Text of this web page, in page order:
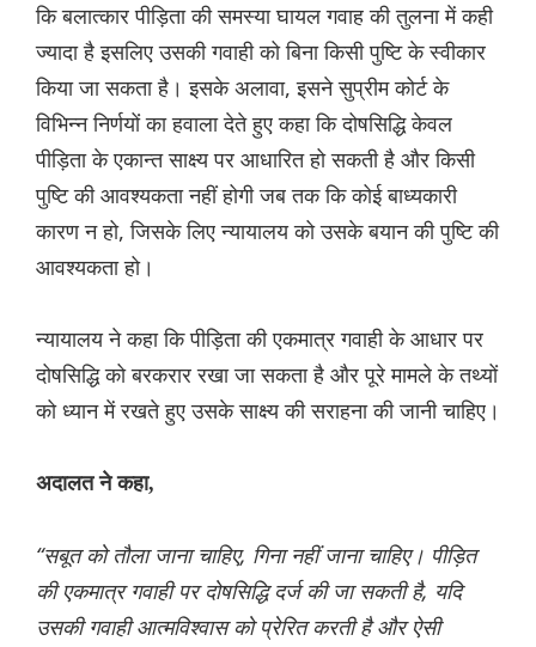
कि बलात्कार पीड़िता की समस्या घायल गवाह की तुलना में कही
ज्यादा है इसलिए उसकी गवाही को बिना किसी पुष्टि के स्वीकार
किया जा सकता है। इसके अलावा, इसने सुप्रीम कोर्ट के
विभिन्न निर्णयों का हवाला देते हुए कहा कि दोषसिद्धि केवल
पीड़िता के एकान्त साक्ष्य पर आधारित हो सकती है और किसी
पुष्टि की आवश्यकता नहीं होगी जब तक कि कोई बाध्यकारी
कारण न हो, जिसके लिए न्यायालय को उसके बयान की पुष्टि की
आवश्यकता हो।
न्यायालय ने कहा कि पीड़िता की एकमात्र गवाही के आधार पर
दोषसिद्धि को बरकरार रखा जा सकता है और पूरे मामले के तथ्यों
को ध्यान में रखते हुए उसके साक्ष्य की सराहना की जानी चाहिए।
अदालत ने कहा,
“सबूत को तौला जाना चाहिए, गिना नहीं जाना चाहिए। पीड़ित
की एकमात्र गवाही पर दोषसिद्धि दर्ज की जा सकती है, यदि
उसकी गवाही आत्मविश्वास को प्रेरित करती है और ऐसी